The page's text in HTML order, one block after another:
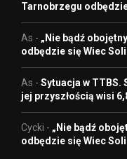
Tarnobrzegu
As - „Nie bądź
odbędzie się Wiec
As - Sytuacja w TTBS.
jej przyszłością wisi
Cycki - „Nie bądź
odbędzie się Wiec